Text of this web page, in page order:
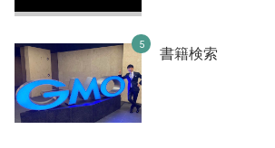
書籍検索